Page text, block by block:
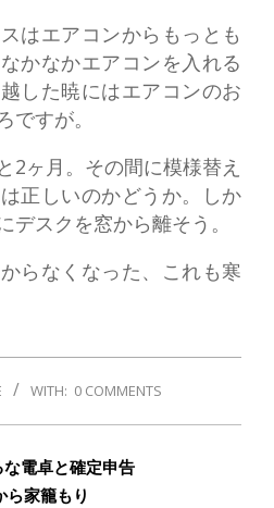
はエアコンからもっとも
かなかエアコンを入れる
した暁にはエアコンのお
ですが。
2ヶ月。その間に模様替え
正しいのかどうか。しか
デスクを窓から離そう。
らなくなった、これも寒
WITH: 0 COMMENTS
な電卓と確定申告
ら家籠もり